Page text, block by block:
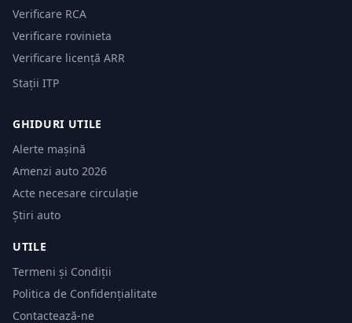
Verificare RCA
Verificare rovinieta
Verificare licență ARR
Stații ITP
GHIDURI UTILE
Alerte mașină
Amenzi auto 2026
Acte necesare circulație
Știri auto
UTILE
Termeni și Condiții
Politica de Confidențialitate
Contactează-ne